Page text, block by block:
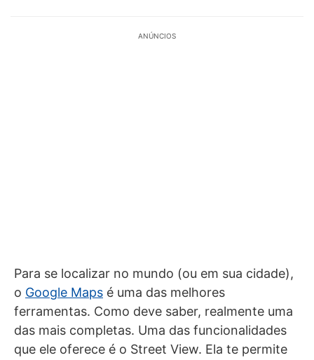
ANÚNCIOS
Para se localizar no mundo (ou em sua cidade),
o Google Maps é uma das melhores
ferramentas. Como deve saber, realmente uma
das mais completas. Uma das funcionalidades
que ele oferece é o Street View. Ela te permite